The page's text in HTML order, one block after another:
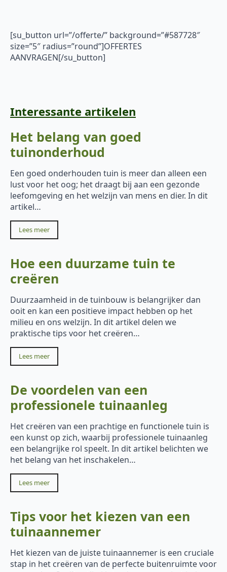
[su_button url=”/offerte/” background=”#587728″
size=”5″ radius=”round”]OFFERTES
AANVRAGEN[/su_button]
Interessante artikelen
Het belang van goed
tuinonderhoud
Een goed onderhouden tuin is meer dan alleen een
lust voor het oog; het draagt bij aan een gezonde
leefomgeving en het welzijn van mens en dier. In dit
artikel…
Lees meer
Hoe een duurzame tuin te
creëren
Duurzaamheid in de tuinbouw is belangrijker dan
ooit en kan een positieve impact hebben op het
milieu en ons welzijn. In dit artikel delen we
praktische tips voor het creëren…
Lees meer
De voordelen van een
professionele tuinaanleg
Het creëren van een prachtige en functionele tuin is
een kunst op zich, waarbij professionele tuinaanleg
een belangrijke rol speelt. In dit artikel belichten we
het belang van het inschakelen…
Lees meer
Tips voor het kiezen van een
tuinaannemer
Het kiezen van de juiste tuinaannemer is een cruciale
stap in het creëren van de perfecte buitenruimte voor